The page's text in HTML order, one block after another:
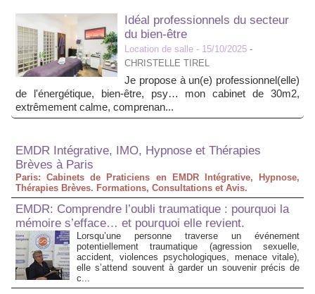
Idéal professionnels du secteur
du bien-être
Location de salle - 15/10/2025 -
CHRISTELLE TIREL
Je propose à un(e) professionnel(elle)
de l'énergétique, bien-être, psy… mon cabinet de 30m2,
extrêmement calme, comprenan...
EMDR Intégrative, IMO, Hypnose et Thérapies
Brèves à Paris
Paris: Cabinets de Praticiens en EMDR Intégrative, Hypnose,
Thérapies Brèves. Formations, Consultations et Avis.
EMDR: Comprendre l’oubli traumatique : pourquoi la
mémoire s’efface… et pourquoi elle revient.
Lorsqu’une personne traverse un événement
potentiellement traumatique (agression sexuelle,
accident, violences psychologiques, menace vitale),
elle s’attend souvent à garder un souvenir précis de
c...